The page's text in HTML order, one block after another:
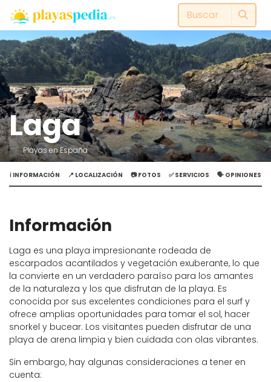
Laga
Playas en España
ℹ️ INFORMACIÓN 📍 LOCALIZACIÓN 📷 FOTOS ✅ SERVICIOS 🗣️ OPINIONES
Información
Laga es una playa impresionante rodeada de
escarpados acantilados y vegetación exuberante, lo que
la convierte en un verdadero paraíso para los amantes
de la naturaleza y los que disfrutan de la playa. Es
conocida por sus excelentes condiciones para el surf y
ofrece amplias oportunidades para tomar el sol, hacer
snorkel y bucear. Los visitantes pueden disfrutar de una
playa de arena limpia y bien cuidada con olas vibrantes.
Sin embargo, hay algunas consideraciones a tener en
cuenta: